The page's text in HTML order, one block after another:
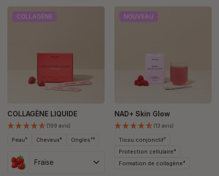
COLLAGÈNE
COLLAGÈNE LIQUIDE
(199 avis)
Peau⁵ Cheveux⁸ Ongles¹⁰
Fraise
NOUVEAU
NAD+ Skin Glow
(13 avis)
Tissu conjonctif⁷
Protection cellulaire⁴
Formation de collagène⁴